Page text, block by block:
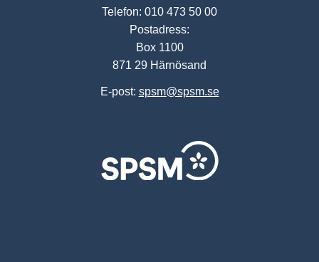
Telefon: 010 473 50 00
Postadress:
Box 1100
871 29 Härnösand
E-post: spsm@spsm.se